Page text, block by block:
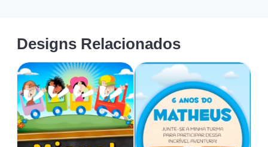
Designs Relacionados